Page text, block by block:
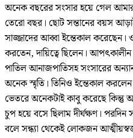
অনেক বছরের সংসার হয়ে গেল
তেরো বছর। ছোট সন্তানের বয়স
সাজ্জাদের আব্বা ইন্তেকাল
করতেন, দায়িত্বে ছিলেন।
পাতিল আনাজপাতিসহ সংসারের
অনেক স্মৃতি। তিনিও ইন্তেকাল
ভেতরে অনেকটাই কাবু করেছে কিন্তু
চুপ হয়ে বসে ছিলাম দীর্ঘক্ষণ।
বলে সন্ধ্যা থেকেই লোকজন